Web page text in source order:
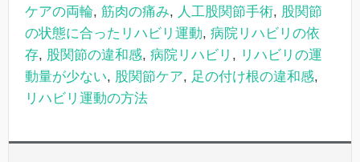
ケアの両輪, 筋肉の痛み, 人工股関節手術, 股関節
の状態に合ったリハビリ運動, 病院リハビリの依
存, 股関節の違和感, 病院リハビリ , リハビリの運
動量が少ない, 股関節ケア, 足の付け根の違和感,
リハビリ運動の方法